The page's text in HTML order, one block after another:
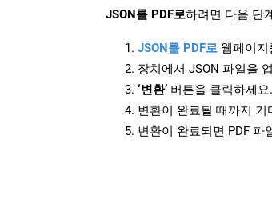
JSON를 PDF로하려면 다음 단
JSON를 PDF로 웹페이
장치에서 JSON 파일을
‘변환’ 버튼을 클릭하세요.
변환이 완료될 때까지 기
변환이 완료되면 PDF 파